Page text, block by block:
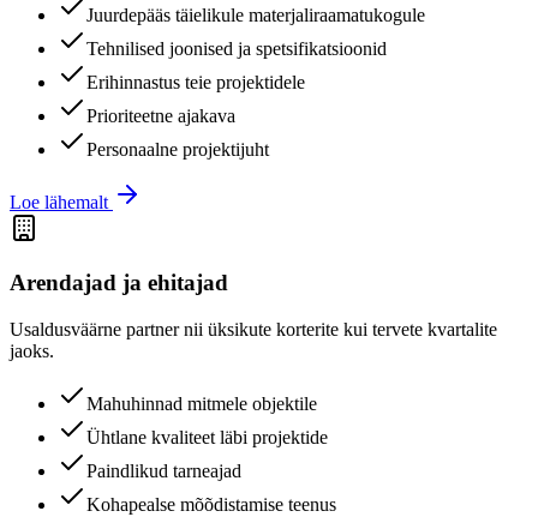
Juurdepääs täielikule materjaliraamatukogule
Tehnilised joonised ja spetsifikatsioonid
Erihinnastus teie projektidele
Prioriteetne ajakava
Personaalne projektijuht
Loe lähemalt
Arendajad ja ehitajad
Usaldusväärne partner nii üksikute korterite kui tervete kvartalite
jaoks.
Mahuhinnad mitmele objektile
Ühtlane kvaliteet läbi projektide
Paindlikud tarneajad
Kohapealse mõõdistamise teenus